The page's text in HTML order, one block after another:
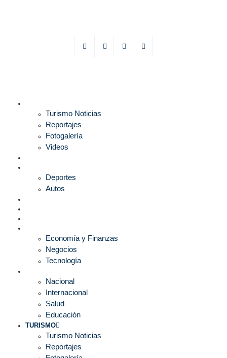
Turismo Noticias
Reportajes
Fotogalería
Videos
Deportes
Autos
Economía y Finanzas
Negocios
Tecnología
Nacional
Internacional
Salud
Educación
TURISMO
Turismo Noticias
Reportajes